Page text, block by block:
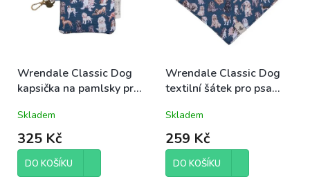
d
u
t
ů
Wrendale Classic Dog
kapsička na pamlsky pro
Skladem
325 Kč
DO KOŠÍKU
Wrendale Classic Dog
textilní šátek pro psa
malá plemena
Skladem
259 Kč
DO KOŠÍKU